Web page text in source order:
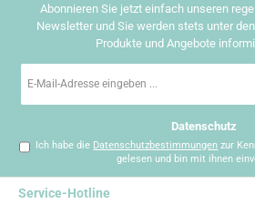
Abonnieren Sie jetzt einfach unseren
Newsletter und Sie werden stets unter
Produkte und Angebote
Mail-
Datenschutz
Ich habe die Datenschutzbestimmungen zur
gelesen und bin mit ihnen
Service-Hotline